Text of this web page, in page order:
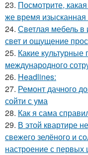
23. Посмотрите,
же время изысканная
24. Светлая мебель в
свет и ощущение
25. Какие
международного
26. Headlines:
27. Ремонт дачного
сойти с ума
28. Как я сама
29. В этой квартире
свежего зелёного и
настроение с первых